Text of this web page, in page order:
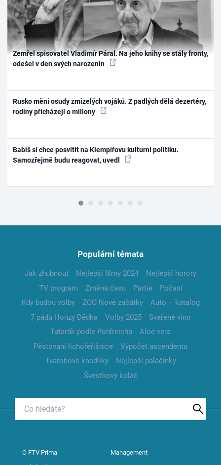
Zemřel spisovatel Vladimír Páral. Na jeho knihy se stály fronty,
odešel v den svých narozenin
Rusko mění osudy zmizelých vojáků. Z padlých dělá dezertéry,
rodiny přicházejí o miliony
Babiš si chce posvítit na Klempířovu kulturní politiku.
Samozřejmě budu reagovat, uvedl
Populární témata
Jak zhubnout Nejlepší filmy 2024
Nejlepší horory
TV program
Změna času Partie
Počasí
Kdy budou volby
ZOO Nové začátky
Auto – katalog
7 pádů Honzy Dědka
Volby 2025
Svařené víno
Tatarák podle Pohlreicha
Aloe vera
Pěstování lichořeřišnice
Výpočet ascendentu
Tvarohové knedlíky
Nejlepší palačinky
Švestkový koláč
O FTV Prima Management